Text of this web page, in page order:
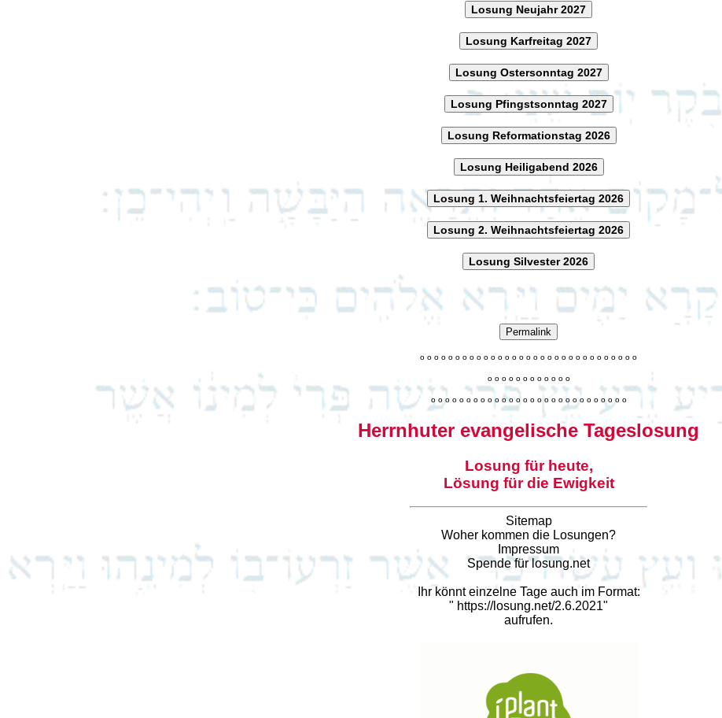
Losung Neujahr 2027
Losung Karfreitag 2027
Losung Ostersonntag 2027
Losung Pfingstsonntag 2027
Losung Reformationstag 2026
Losung Heiligabend 2026
Losung 1. Weihnachtsfeiertag 2026
Losung 2. Weihnachtsfeiertag 2026
Losung Silvester 2026
Permalink
o o o o o o o o o o o o o o o o o o o o o o o o o o o o o o o
o o o o o o o o o o o o
o o o o o o o o o o o o o o o o o o o o o o o o o o o o
Herrnhuter evangelische Tageslosung
Losung für heute,
Lösung für die Ewigkeit
Sitemap
Woher kommen die Losungen?
Impressum
Spende für losung.net
Ihr könnt einzelne Tage auch im Format:
" https://losung.net/2.6.2021"
aufrufen.